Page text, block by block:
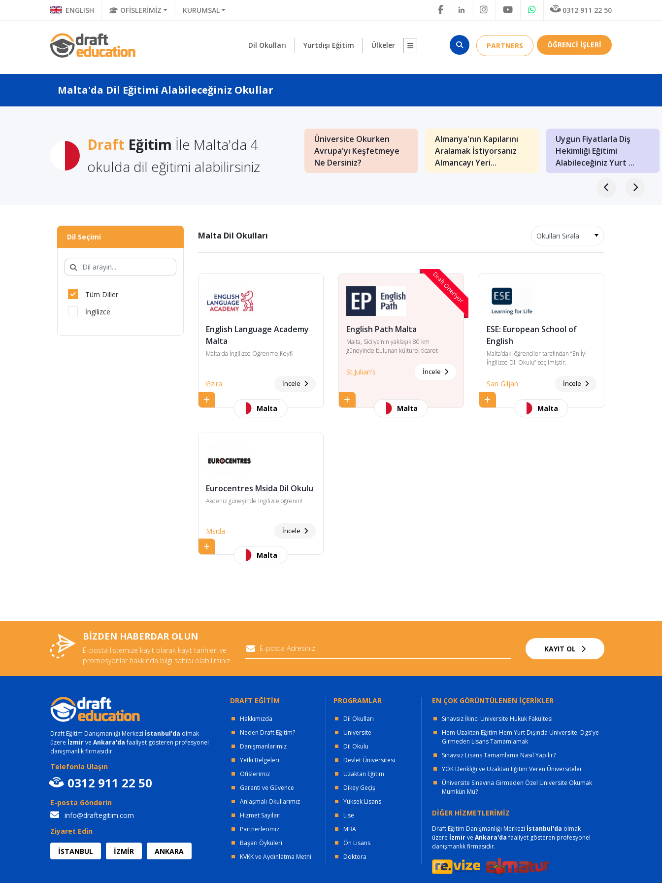
ENGLISH OFİSLERİMİZ KURUMSAL 0312 911 22 50
Dil Okulları Yurtdışı Eğitim Ülkeler PARTNERS ÖĞRENCİ İŞLERİ
Malta'da Dil Eğitimi Alabileceğiniz Okullar
Draft Eğitim İle Malta'da 4
okulda dil eğitimi alabilirsiniz
Yurt Dışında Yaşam
Maliyetleri Rehberi:
İngiltere
TOEFL'da Yüksek Puan
Üniversite Okurken
Avrupa'yı Keşfetmeye
Ne Dersiniz?
Almanya'nın Kapılarını
Aralamak İstiyorsanız
Almancayı Yeri...
Uygun Fiyatlarla Diş
Hekimliği Eğitimi
Alabileceğiniz Yurt ...
Dil Seçimi
Tüm Diller
İngilizce
Malta Dil Okulları
English Language Academy
Malta
Malta'da İngilizce Öğrenme Keyfi
Gzira İncele
Malta
Draft Öneriyor
English Path Malta
Malta, Sicilya’nın yaklaşık 80 km
güneyinde bulunan kültürel ticaret
merkezidir. Dil öğrenmek için gelen
öğrenci sayısı turist sayısının en büyük
dilimini oluşturur.
St.Julian's İncele
Malta
ESE: European School of
English
Malta’daki öğrenciler tarafından “En İyi
İngilizce Dil Okulu” seçilmiştir.
San Ġiljan İncele
Malta
Eurocentres Msida Dil Okulu
Akdeniz güneşinde İngilizce öğrenin!
Msida İncele
Malta
BİZDEN HABERDAR OLUN
E-posta listemize kayıt olarak kayıt tarihleri ve
promosyonlar hakkında bilgi sahibi olabilirsiniz.
KAYIT OL
Draft Eğitim Danışmanlığı Merkezi İstanbul'da olmak
üzere İzmirve Ankara'dafaaliyet gösteren profesyonel
danışmanlık firmasıdır.
Telefonla Ulaşın
0312 911 22 50
E-posta Gönderin
info@draftegitim.com
Ziyaret Edin
İSTANBUL İZMİR ANKARA
DRAFT EĞİTİM
Hakkımızda
Neden Draft Eğitim?
Danışmanlarımız
Yetki Belgeleri
Ofislerimiz
Garanti ve Güvence
Anlaşmalı Okullarımız
Hizmet Sayıları
Partnerlerimiz
Başarı Öyküleri
KVKK ve Aydınlatma Metni
PROGRAMLAR
Dil Okulları
Üniversite
Dil Okulu
Devlet Üniversitesi
Uzaktan Eğitim
Dikey Geçiş
Yüksek Lisans
Lise
MBA
Ön Lisans
Doktora
EN ÇOK GÖRÜNTÜLENEN İÇERİKLER
Sınavsız İkinci Üniversite Hukuk Fakültesi
Hem Uzaktan Eğitim Hem Yurt Dışında Üniversite: Dgs'ye
Girmeden Lisans Tamamlamak
Sınavsız Lisans Tamamlama Nasıl Yapılır?
YÖK Denkliği ve Uzaktan Eğitim Veren Üniversiteler
Üniversite Sınavına Girmeden Özel Üniversite Okumak
Mümkün Mü?
DİĞER HİZMETLERİMİZ
Draft Eğitim Danışmanlığı Merkezi İstanbul'da olmak
üzere İzmirve Ankara'dafaaliyet gösteren profesyonel
danışmanlık firmasıdır.